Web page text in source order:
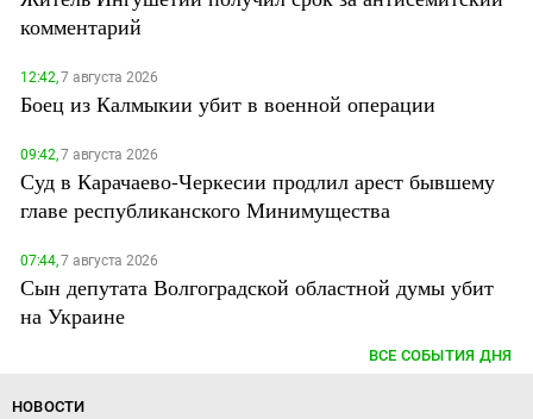
комментарий
12:42,7 августа 2026
Боец из Калмыкии убит в военной операции
09:42,7 августа 2026
Суд в Карачаево-Черкесии продлил арест бывшему
главе республиканского Минимущества
07:44,7 августа 2026
Сын депутата Волгоградской областной думы убит
на Украине
ВСЕ СОБЫТИЯ ДНЯ
НОВОСТИ